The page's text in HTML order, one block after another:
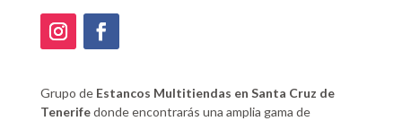
Grupo de Estancos Multitiendas en Santa Cruz de
Tenerifedonde encontrarás una amplia gama de